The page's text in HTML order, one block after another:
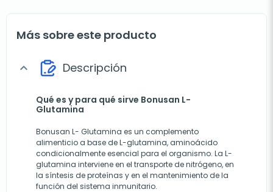
Más sobre este producto
expand_more Descripción
Qué es y para qué sirve Bonusan L-
Glutamina
Bonusan L- Glutamina es un complemento
alimenticio a base de L-glutamina, aminoácido
condicionalmente esencial para el organismo. La L-
glutamina interviene en el transporte de nitrógeno, en
la síntesis de proteínas y en el mantenimiento de la
función del sistema inmunitario.